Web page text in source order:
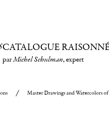
CATALOGUE
parMichel Schulman, expert
Master Drawings and Watercolors